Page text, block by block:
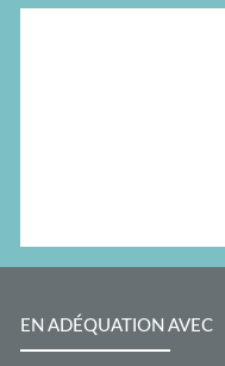
EN ADÉQUATION AVEC